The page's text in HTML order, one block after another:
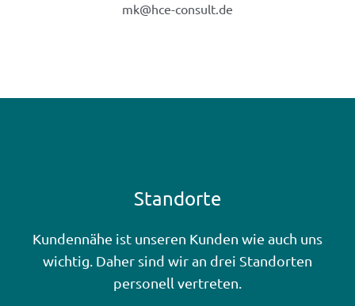
mk@hce-consult.de
Standorte
Kundennähe ist unseren Kunden wie auch uns
wichtig. Daher sind wir an drei Standorten
personell vertreten.